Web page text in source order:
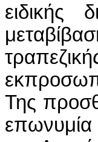
ειδικής
Της